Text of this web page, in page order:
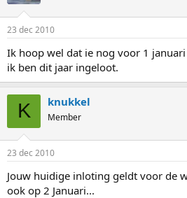
23 dec 2010
Ik hoop wel dat ie nog voor 1
ik ben dit jaar ingeloot.
K knukkel
Member
23 dec 2010
Jouw huidige inloting geldt voor de
ook op 2 Januari...